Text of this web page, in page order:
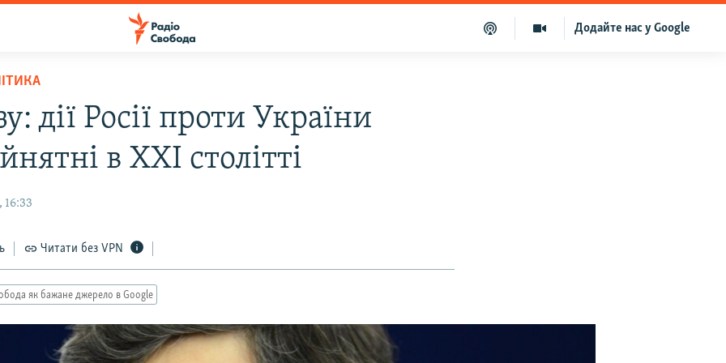
Додайте нас у Google
дії Росії проти України
в ХХІ столітті
16:33
Читати без VPN
як бажане джерело в Google